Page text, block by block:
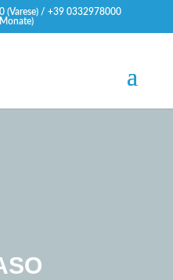
(Varese) / +39 0332978000